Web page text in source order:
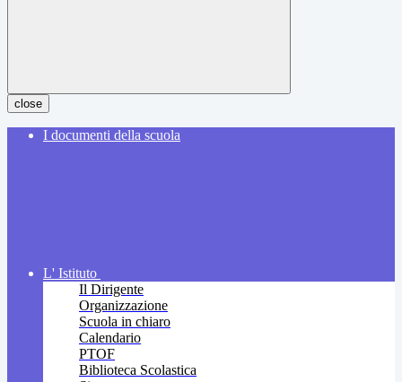
close
I documenti della scuola
L' Istituto
Il Dirigente
Organizzazione
Scuola in chiaro
Calendario
PTOF
Biblioteca Scolastica